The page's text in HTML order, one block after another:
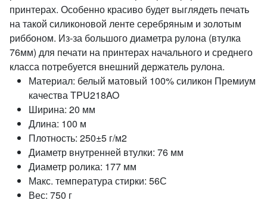
принтерах. Особенно красиво будет выглядеть печать
на такой силиконовой ленте серебряным и золотым
риббоном. Из-за большого диаметра рулона (втулка
76мм) для печати на принтерах начального и среднего
класса потребуется внешний держатель рулона.
Материал: белый матовый 100% силикон Премиум
качества TPU218AO
Ширина: 20 мм
Длина: 100 м
Плотность: 250±5 г/м2
Диаметр внутренней втулки: 76 мм
Диаметр ролика: 177 мм
Макс. температура стирки: 56С
Вес: 750 г